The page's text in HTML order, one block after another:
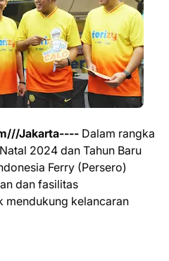
Jakarta---- Dalam rangka
2024 dan Tahun Baru
Ferry (Persero)
dan fasilitas
mendukung kelancaran